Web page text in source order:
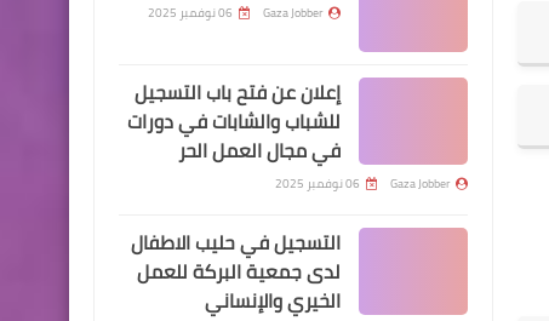
Gaza Jobber 06 نوفمبر 2025
إعلان عن فتح باب التسجيل
للشباب والشابات في دورات
في مجال العمل الحر
Gaza Jobber 06 نوفمبر 2025
التسجيل في حليب الاطفال
لدى جمعية البركة للعمل
الخيري والإنساني